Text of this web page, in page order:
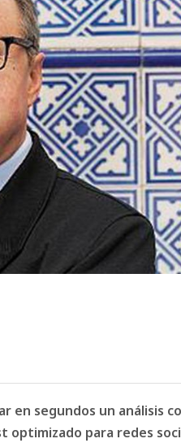
en segundos un análisis
optimizado para redes